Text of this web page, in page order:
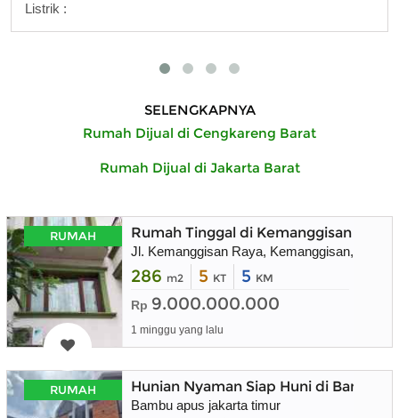
Listrik :
SELENGKAPNYA
Rumah Dijual di Cengkareng Barat
Rumah Dijual di Jakarta Barat
RUMAH Rumah Tinggal di Kemanggisan
Jl. Kemanggisan Raya, Kemanggisan, Kec.
286 m2 5 KT 5 KM
Rp 9.000.000.000
1 minggu yang lalu
RUMAH Hunian Nyaman Siap Huni di Bambu
Bambu apus jakarta timur